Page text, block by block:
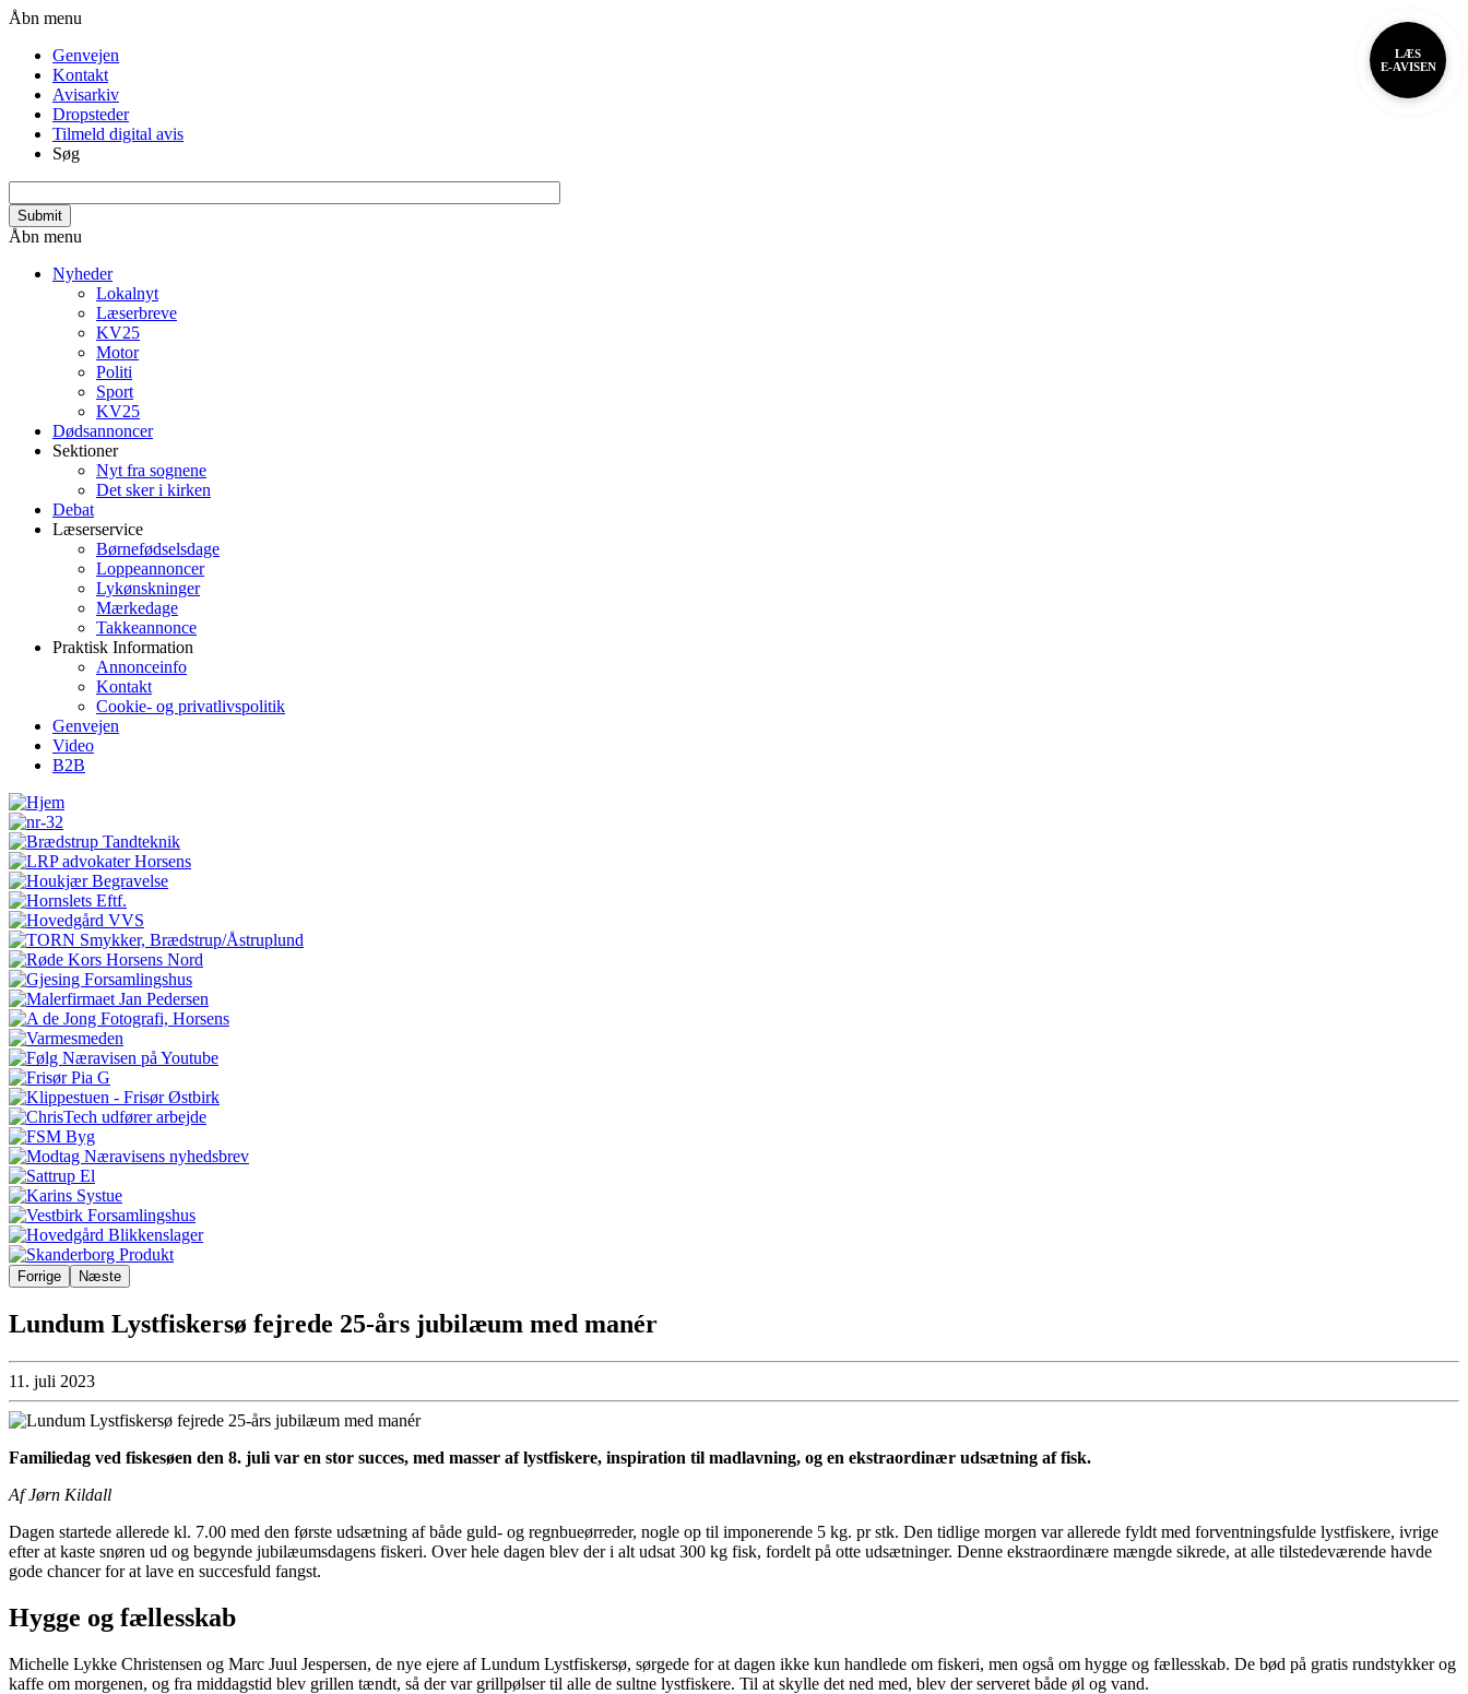
Gå
hovedindhold
Header
Åbn menu
Genvejen
Kontakt
Avisarkiv
Dropsteder
Tilmeld digital avis
Søg
Primær
Åbn menu
Nyheder
Lokalnyt
Læserbreve
KV25
Motor
Politi
Sport
KV25
Dødsannoncer
Sektioner
Nyt fra sognene
Det sker i kirken
Debat
Læserservice
Børnefødselsdage
Loppeannoncer
Lykønskninger
Mærkedage
Takkeannonce
Praktisk Information
Annonceinfo
Kontakt
Cookie- og privatlivspolitik
Genvejen
Video
B2B
LÆS
E-AVISEN
Forrige Næste
Lundum Lystfiskersø fejrede 25-års jubilæum med manér
11. juli 2023
Familiedag ved fiskesøen den 8. juli var en stor succes, med masser af lystfiskere, inspiration til madlavning, og en ekstraordinær udsætning af fisk.
Af Jørn Kildall
Dagen startede allerede kl. 7.00 med den første udsætning af både guld- og regnbueørreder, nogle op til imponerende 5 kg. pr stk. Den tidlige morgen var allerede fyldt med forventningsfulde lystfiskere, ivrige
efter at kaste snøren ud og begynde jubilæumsdagens fiskeri. Over hele dagen blev der i alt udsat 300 kg fisk, fordelt på otte udsætninger. Denne ekstraordinære mængde sikrede, at alle tilstedeværende havde
gode chancer for at lave en succesfuld fangst.
Hygge og fællesskab
Michelle Lykke Christensen og Marc Juul Jespersen, de nye ejere af Lundum Lystfiskersø, sørgede for at dagen ikke kun handlede om fiskeri, men også om hygge og fællesskab. De bød på gratis rundstykker og
kaffe om morgenen, og fra middagstid blev grillen tændt, så der var grillpølser til alle de sultne lystfiskere. Til at skylle det ned med, blev der serveret både øl og vand.